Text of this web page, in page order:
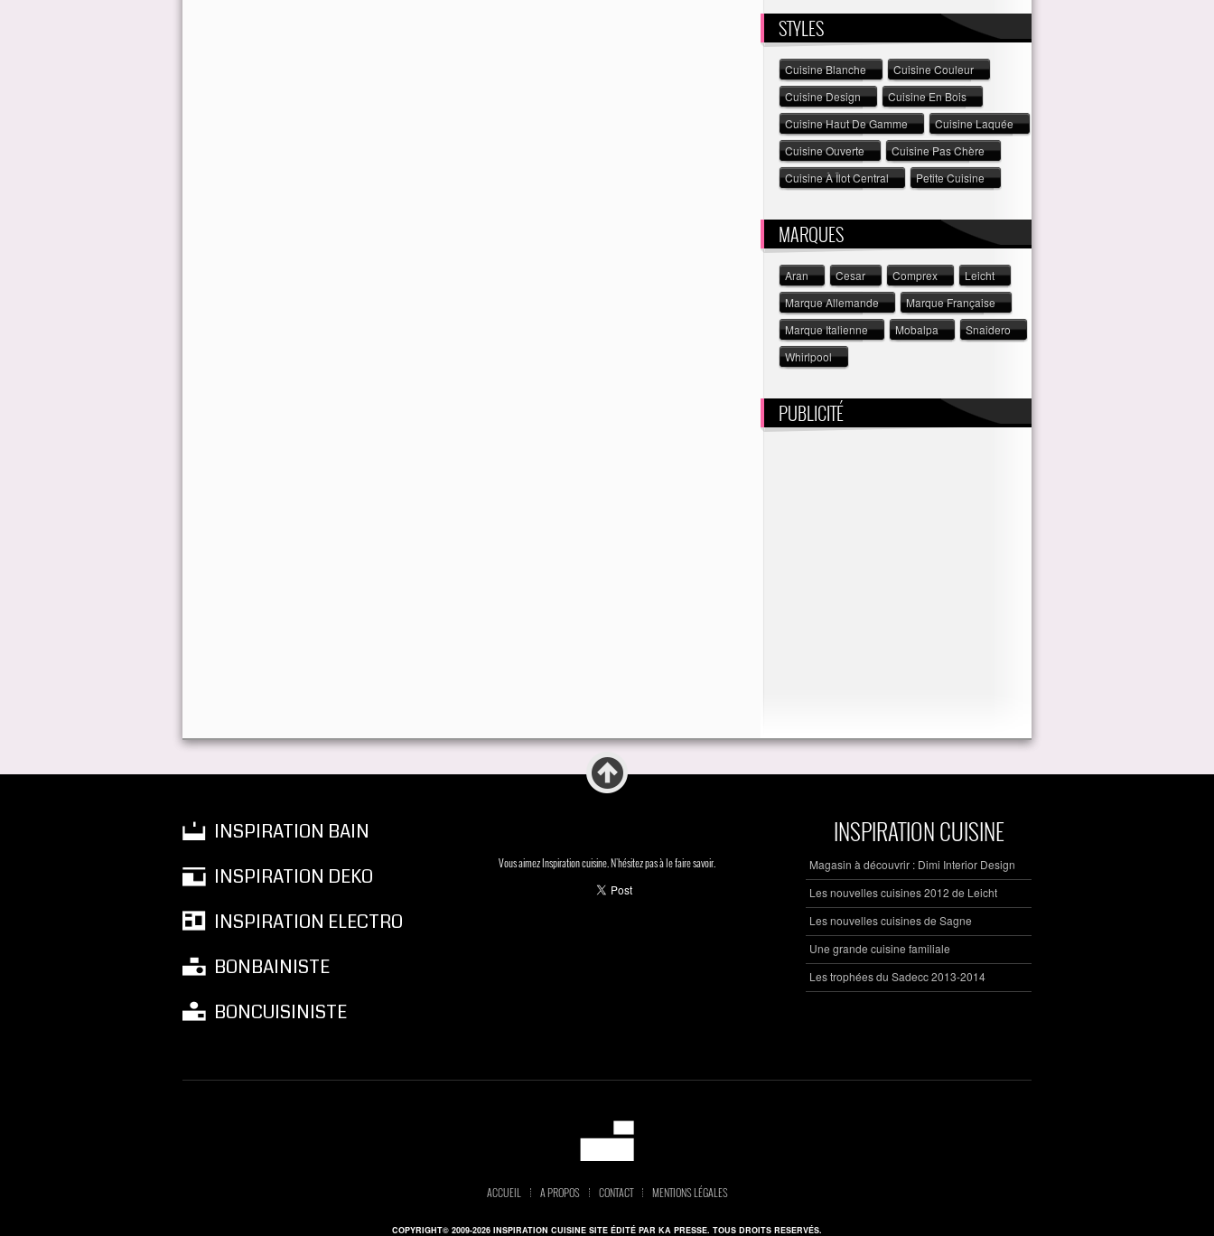
STYLES
Cuisine Blanche
Cuisine Couleur
Cuisine Design
Cuisine En Bois
Cuisine Haut De Gamme
Cuisine Laquée
Cuisine Ouverte
Cuisine Pas Chère
Cuisine À Îlot Central
Petite Cuisine
MARQUES
Aran Cesar Comprex
Leicht
Marque Allemande
Marque Française
Marque Italienne
Mobalpa
Snaidero
Whirlpool
PUBLICITÉ
INSPIRATION BAIN
INSPIRATION DEKO
INSPIRATION ELECTRO
BONBAINISTE
BONCUISINISTE
Vous aimez Inspiration cuisine. N'hésitez pas à le faire savoir.
INSPIRATION CUISINE
Magasin à découvrir : Dimi Interior Design
Les nouvelles cuisines 2012 de Leicht
Les nouvelles cuisines de Sagne
Une grande cuisine familiale
Les trophées du Sadecc 2013-2014
ACCUEIL A PROPOS CONTACT MENTIONS LÉGALES
COPYRIGHT© 2009-2026 INSPIRATION CUISINE SITE ÉDITÉ PAR KA PRESSE. TOUS DROITS RESERVÉS.